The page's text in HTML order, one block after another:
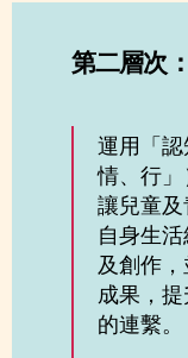
第二層次
運用「認
情、行」
讓兒童
自身生
及創作
成果，提
的連繫。